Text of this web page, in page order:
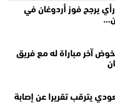
يرجح فوز أردوغان في
آخر مباراة له مع فريق
يترقب تقريرا عن إصابة